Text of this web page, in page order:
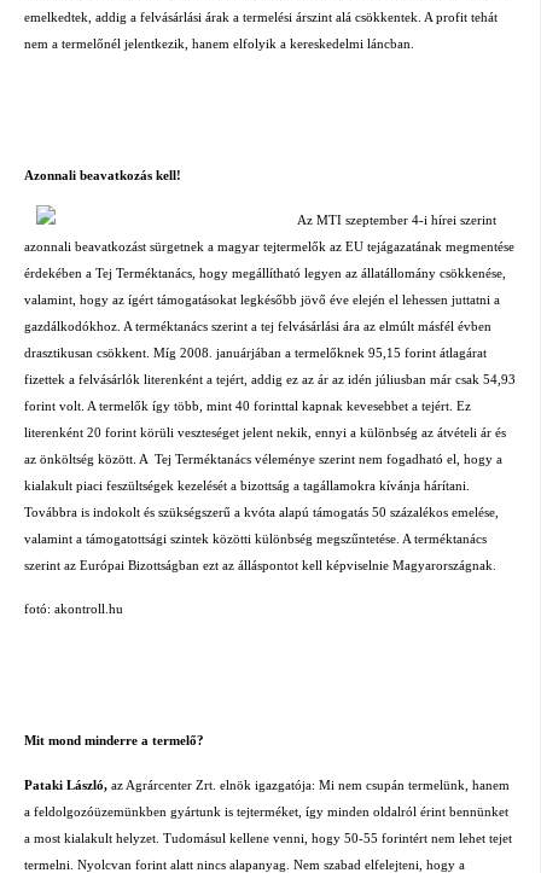
emelkedtek, addig a felvásárlási árak a termelési árszint alá csökkentek. A profit tehát
nem a termelőnél jelentkezik, hanem elfolyik a kereskedelmi láncban.
Azonnali beavatkozás kell!
Az MTI szeptember 4-i hírei szerint
azonnali beavatkozást sürgetnek a magyar tejtermelők az EU tejágazatának megmentése
érdekében a Tej Terméktanács, hogy megállítható legyen az állatállomány csökkenése,
valamint, hogy az ígért támogatásokat legkésőbb jövő éve elején el lehessen juttatni a
gazdálkodókhoz. A terméktanács szerint a tej felvásárlási ára az elmúlt másfél évben
drasztikusan csökkent. Míg 2008. januárjában a termelőknek 95,15 forint átlagárat
fizettek a felvásárlók literenként a tejért, addig ez az ár az idén júliusban már csak 54,93
forint volt. A termelők így több, mint 40 forinttal kapnak kevesebbet a tejért. Ez
literenként 20 forint körüli veszteséget jelent nekik, ennyi a különbség az átvételi ár és
az önköltség között. A Tej Terméktanács véleménye szerint nem fogadható el, hogy a
kialakult piaci feszültségek kezelését a bizottság a tagállamokra kívánja hárítani.
Továbbra is indokolt és szükségszerű a kvóta alapú támogatás 50 százalékos emelése,
valamint a támogatottsági szintek közötti különbség megszűntetése. A terméktanács
szerint az Európai Bizottságban ezt az álláspontot kell képviselnie Magyarországnak.
fotó: akontroll.hu
Mit mond minderre a termelő?
Pataki László, az Agrárcenter Zrt. elnök igazgatója: Mi nem csupán termelünk, hanem
a feldolgozóüzemünkben gyártunk is tejterméket, így minden oldalról érint bennünket
a most kialakult helyzet. Tudomásul kellene venni, hogy 50-55 forintért nem lehet tejet
termelni. Nyolcvan forint alatt nincs alapanyag. Nem szabad elfelejteni, hogy a